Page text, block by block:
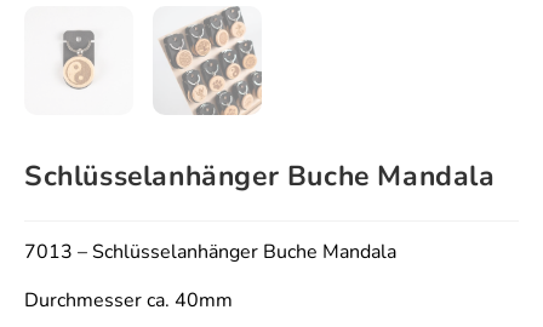
Schlüsselanhänger Buche Mandala
7013 – Schlüsselanhänger Buche Mandala
Durchmesser ca. 40mm